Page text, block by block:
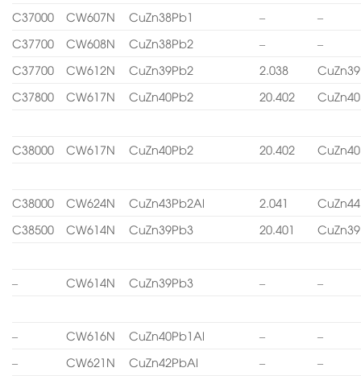
C37000
CW607N CuZn38Pb1 –
–
C37700
CW608N CuZn38Pb2 –
–
C37700
CW612N CuZn39Pb2 2.038
C37800
CW617N CuZn40Pb2 20.402
C38000 CW617N CuZn40Pb2 20.402
C38000 CW624N CuZn43Pb2Al 2.041
C38500
CW614N CuZn39Pb3 20.401
– CW614N CuZn39Pb3 – –
– CW616N CuZn40Pb1Al –
–
–
CW621N CuZn42PbAl – –